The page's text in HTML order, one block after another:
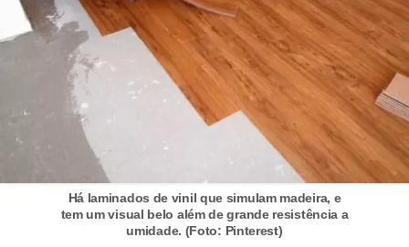
Há laminados de vinil que simulam madeira, e
tem um visual belo além de grande resistência a
umidade. (Foto: Pinterest)